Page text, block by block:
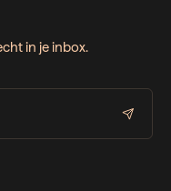
in je inbox.